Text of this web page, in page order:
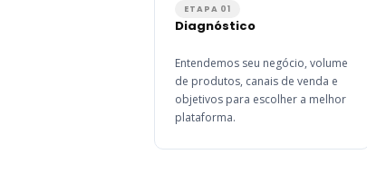
ETAPA 01
Diagnóstico
Entendemos seu negócio, volume
de produtos, canais de venda e
objetivos para escolher a melhor
plataforma.